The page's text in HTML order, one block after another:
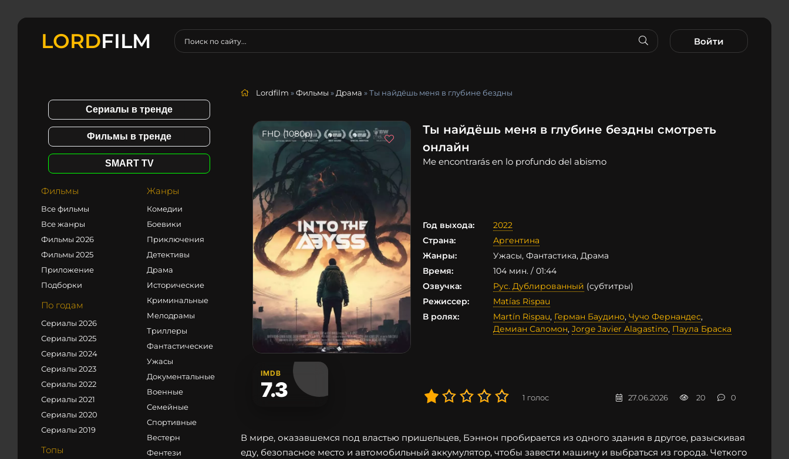
LORDFILM Войти
Сериалы в тренде
Фильмы в тренде
SMART TV
Фильмы
Все фильмы
Все жанры
Фильмы 2026
Фильмы 2025
Приложение
Подборки
По годам
Сериалы 2026
Сериалы 2025
Сериалы 2024
Сериалы 2023
Сериалы 2022
Сериалы 2021
Сериалы 2020
Сериалы 2019
Топы
Жанры
Комедии
Боевики
Приключения
Детективы
Драма
Исторические
Криминальные
Мелодрамы
Триллеры
Фантастические
Ужасы
Документальные
Военные
Семейные
Спортивные
Вестерн
Фентези
Lordfilm »Фильмы » Драма » Ты найдёшь меня в глубине бездны
FHD (1080p)
IMDB
7.3
Ты найдёшь меня в глубине бездны смотреть
онлайн
Me encontrarás en lo profundo del abismo
Год выхода:
2022
Страна:
Аргентина
Жанры:
Ужасы, Фантастика, Драма
Время:
104 мин. / 01:44
Озвучка:
Рус. Дублированный (субтитры)
Режиссер:
Matías Rispau
В ролях:
Martín Rispau, Герман Баудино, Чучо Фернандес,
Демиан Саломон, Jorge Javier Alagastino, Паула Браска
1 голос 27.06.2026 20 0
В мире, оказавшемся под властью пришельцев, Бэннон пробирается из одного здания в другое, разыскивая
еду, безопасное место и автомобильный аккумулятор, чтобы завести машину и выбраться из города. Четкого